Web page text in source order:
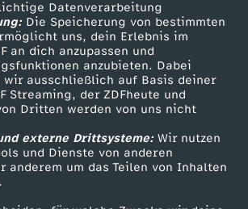
Datenverarbeitung
Die Speicherung von bestimmten
uns, dein Erlebnis im
an dich anzupassen und
anzubieten. Dabei
ausschließlich auf Basis deiner
Streaming, der ZDFheute und
Dritten werden von uns nicht
externe Drittsysteme:Wir nutzen
und Dienste von anderen
anderem um das Teilen von Inhalten
Zuschauerservice
Hilfe